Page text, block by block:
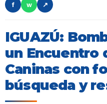
f
w ↗
IGUAZÚ:
un Encuentro
Caninas con
búsqueda y